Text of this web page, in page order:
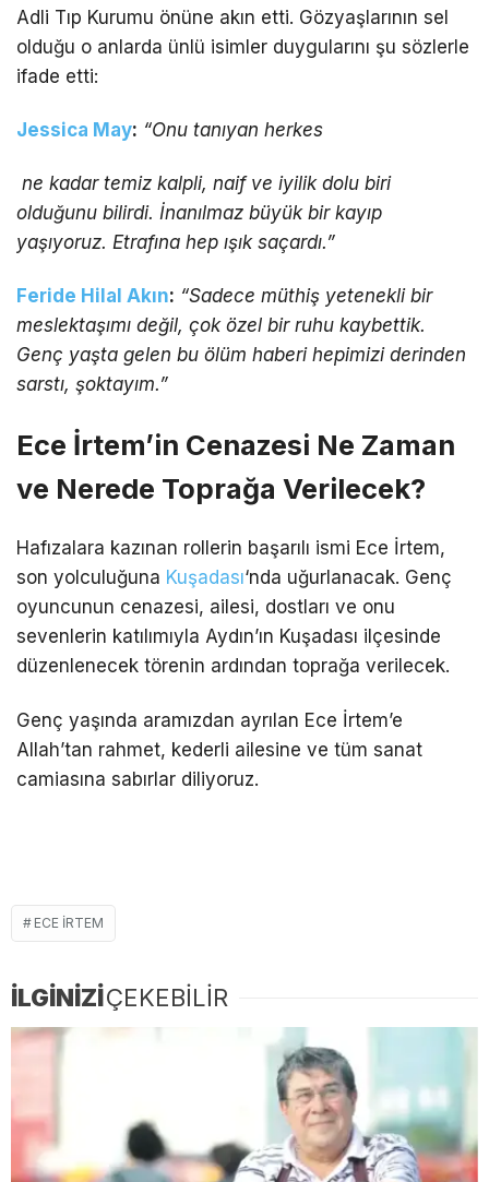
Adli Tıp Kurumu önüne akın etti. Gözyaşlarının sel
olduğu o anlarda ünlü isimler duygularını şu sözlerle
ifade etti:
Jessica May: “Onu tanıyan herkes
ne kadar temiz kalpli, naif ve iyilik dolu biri
olduğunu bilirdi. İnanılmaz büyük bir kayıp
yaşıyoruz. Etrafına hep ışık saçardı.”
Feride Hilal Akın: “Sadece müthiş yetenekli bir
meslektaşımı değil, çok özel bir ruhu kaybettik.
Genç yaşta gelen bu ölüm haberi hepimizi derinden
sarstı, şoktayım.”
Ece İrtem’in Cenazesi Ne Zaman
ve Nerede Toprağa Verilecek?
Hafızalara kazınan rollerin başarılı ismi Ece İrtem,
son yolculuğuna Kuşadası‘nda uğurlanacak. Genç
oyuncunun cenazesi, ailesi, dostları ve onu
sevenlerin katılımıyla Aydın’ın Kuşadası ilçesinde
düzenlenecek törenin ardından toprağa verilecek.
Genç yaşında aramızdan ayrılan Ece İrtem’e
Allah’tan rahmet, kederli ailesine ve tüm sanat
camiasına sabırlar diliyoruz.
ECE IRTEM
İLGİNİZİÇEKEBİLİR